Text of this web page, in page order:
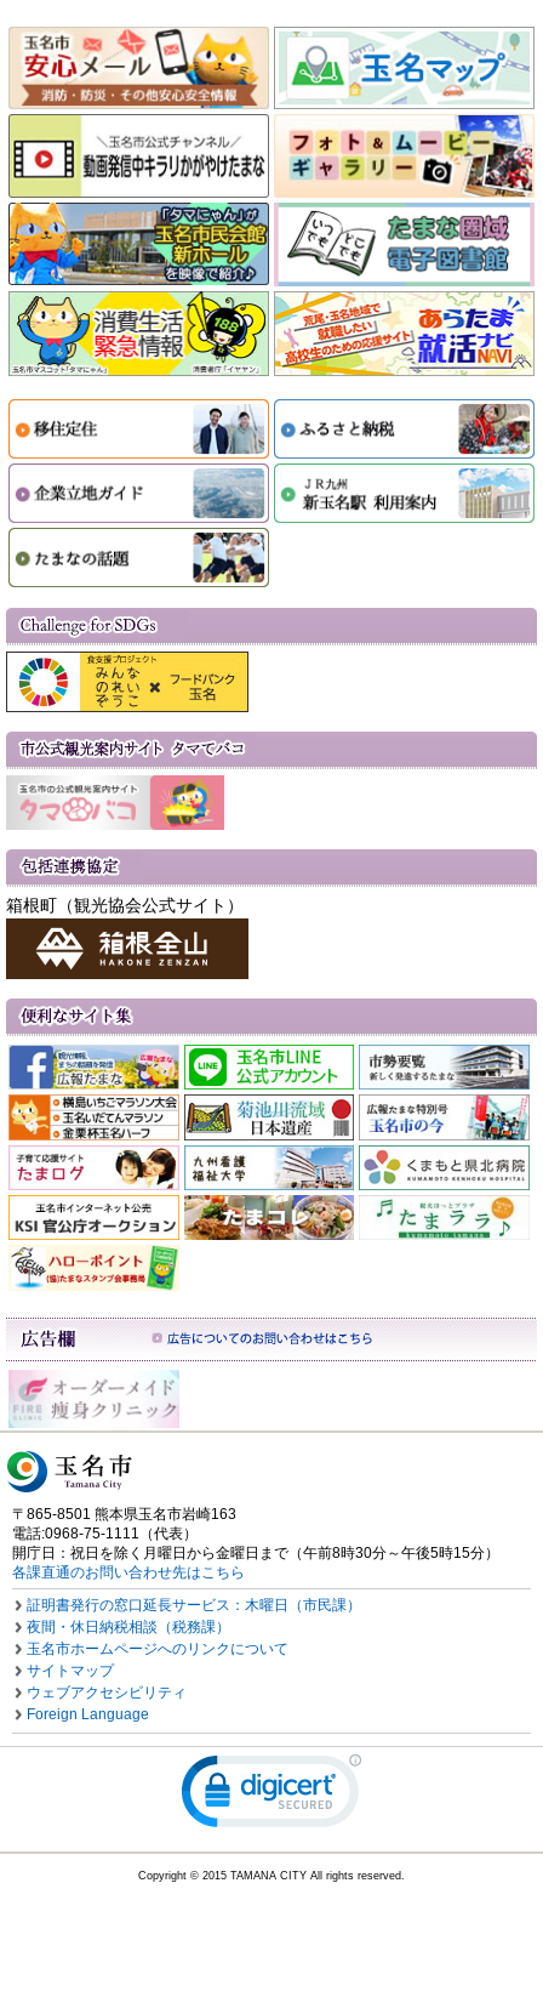
箱根町（観光協会公式サイト）
〒865-8501 熊本県玉名市岩崎163
電話:0968-75-1111（代表）
開庁日：祝日を除く月曜日から金曜日まで（午前8時30分～午後5時15分）
各課直通のお問い合わせ先はこちら
証明書発行の窓口延長サービス：木曜日（市民課）
夜間・休日納税相談（税務課）
玉名市ホームページへのリンクについて
サイトマップ
ウェブアクセシビリティ
Foreign Language
Copyright © 2015 TAMANA CITY All rights reserved.